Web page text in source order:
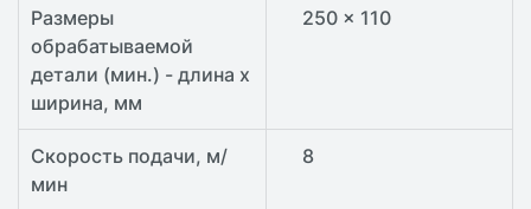
Размеры
обрабатываемой
детали (мин.) - длина x
ширина, мм
250 x 110
Скорость подачи, м/
мин
8